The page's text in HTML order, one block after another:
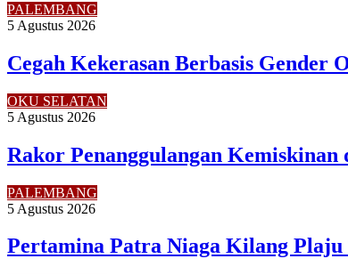
PALEMBANG
5 Agustus 2026
Cegah Kekerasan Berbasis
OKU SELATAN
5 Agustus 2026
Rakor Penanggulangan
PALEMBANG
5 Agustus 2026
Pertamina Patra Niaga Kilang